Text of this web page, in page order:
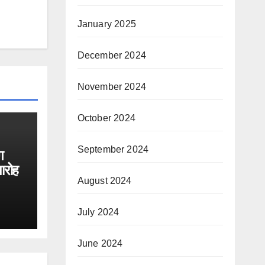
January 2025
December 2024
November 2024
October 2024
September 2024
August 2024
July 2024
June 2024